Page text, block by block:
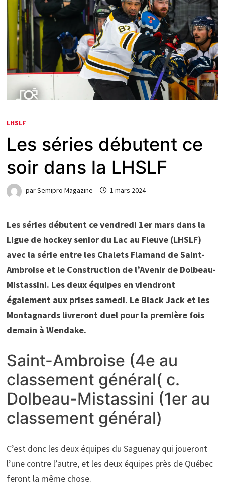
LHSLF
Les séries débutent ce
soir dans la LHSLF
parSemipro Magazine 1 mars 2024
Les séries débutent ce vendredi 1er mars dans la
Ligue de hockey senior du Lac au Fleuve (LHSLF)
avec la série entre les Chalets Flamand de Saint-
Ambroise et le Construction de l’Avenir de Dolbeau-
Mistassini. Les deux équipes en viendront
également aux prises samedi. Le Black Jack et les
Montagnards livreront duel pour la première fois
demain à Wendake.
Saint-Ambroise (4e au
classement général( c.
Dolbeau-Mistassini (1er au
classement général)
C’est donc les deux équipes du Saguenay qui joueront
l’une contre l’autre, et les deux équipes près de Québec
feront la même chose.